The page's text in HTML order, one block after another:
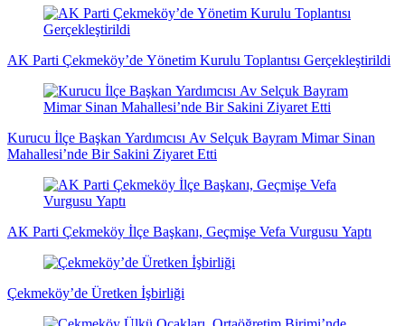
AK Parti Çekmeköy’de Yönetim Kurulu Toplantısı Gerçekleştirildi
Kurucu İlçe Başkan Yardımcısı Av Selçuk Bayram Mimar Sinan
Mahallesi’nde Bir Sakini Ziyaret Etti
AK Parti Çekmeköy İlçe Başkanı, Geçmişe Vefa Vurgusu Yaptı
Çekmeköy’de Üretken İşbirliği